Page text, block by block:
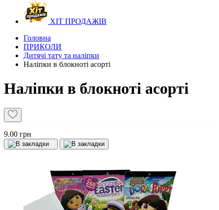
ХІТ ПРОДАЖІВ
Головна
ПРИКОЛИ
Дитячі тату та наліпки
Наліпки в блокноті асорті
Наліпки в блокноті асорті
9.00 грн